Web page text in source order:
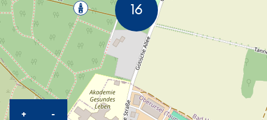
+KARTE HEREINZOOMEN
-KARTE HERAUSZOOMEN